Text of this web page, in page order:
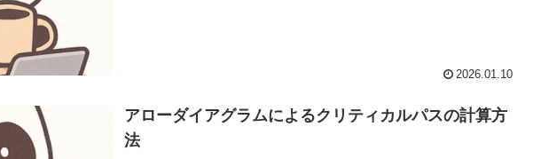
2026.01.10
アローダイアグラムによるクリティカルパスの計算方
法